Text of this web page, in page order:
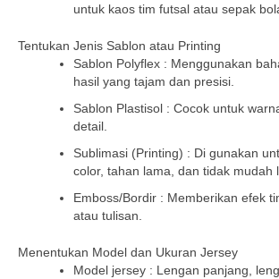
untuk kaos tim futsal atau sepak
Tentukan Jenis Sablon atau Printing
Sablon Polyflex : Menggunakan
hasil yang tajam dan presisi.
Sablon Plastisol : Cocok untuk
detail.
Sublimasi (Printing) : Di gunakan
color, tahan lama, dan tidak mudah
Emboss/Bordir : Memberikan efek
atau tulisan.
Menentukan Model dan Ukuran Jersey
Model jersey : Lengan panjang,